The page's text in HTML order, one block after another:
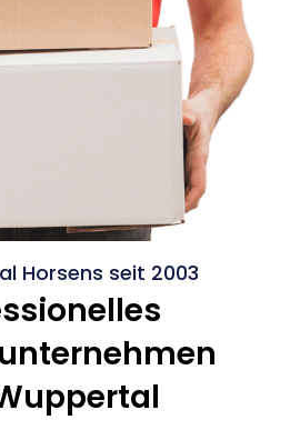
Horsens seit 2003